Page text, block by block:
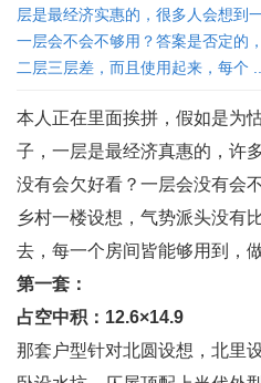
层是最经济实惠的，很多人会想到
一层会不会不够用？答案是否定的
二层三层差，而且使用起来，每个 ...
本人正在里面挨拼，假如是为
子，一层是最经济真惠的，许
没有会欠好看？一层会没有会
乡村一楼设想，气势派头没有
去，每一个房间皆能够用到，
第一套：
占空中积：12.6×14.9
那套户型针对北圆设想，北里